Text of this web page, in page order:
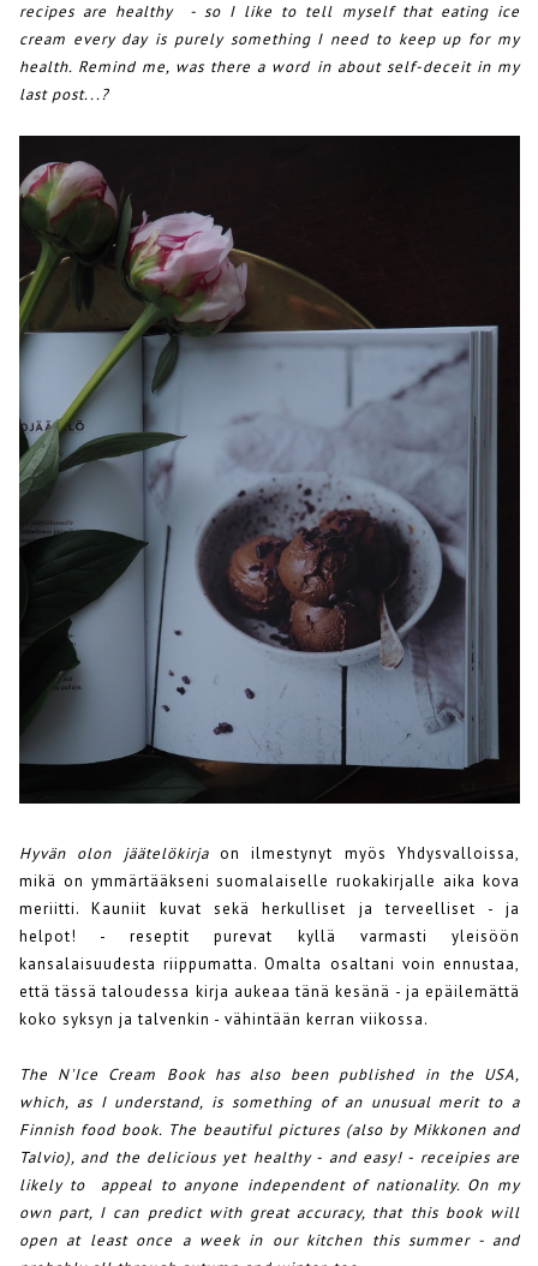
recipes are healthy - so I like to tell myself that eating ice
cream every day is purely something I need to keep up for my
health. Remind me, was there a word in about self-deceit in my
last post...?
Hyvän olon jäätelökirjaon ilmestynyt myös Yhdysvalloissa,
mikä on ymmärtääkseni suomalaiselle ruokakirjalle aika kova
meriitti. Kauniit kuvat sekä herkulliset ja terveelliset - ja
helpot! - reseptit purevat kyllä varmasti yleisöön
kansalaisuudesta riippumatta. Omalta osaltani voin ennustaa,
että tässä taloudessa kirja aukeaa tänä kesänä - ja epäilemättä
koko syksyn ja talvenkin - vähintään kerran viikossa.
The N'Ice Cream Book has also been published in the USA,
which, as I understand, is something of an unusual merit to a
Finnish food book. The beautiful pictures (also by Mikkonen and
Talvio), and the delicious yet healthy - and easy! - receipies are
likely to appeal to anyone independent of nationality. On my
own part, I can predict with great accuracy, that this book will
open at least once a week in our kitchen this summer - and